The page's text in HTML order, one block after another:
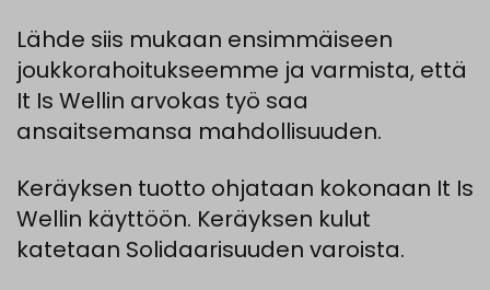
Lähde siis mukaan ensimmäiseen
joukkorahoitukseemme ja varmista, että
It Is Wellin arvokas työ saa
ansaitsemansa mahdollisuuden.
Keräyksen tuotto ohjataan kokonaan It Is
Wellin käyttöön. Keräyksen kulut
katetaan Solidaarisuuden varoista.